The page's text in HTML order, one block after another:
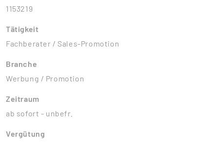
1153219
Tätigkeit
Fachberater / Sales-Promotion
Branche
Werbung / Promotion
Zeitraum
ab sofort - unbefr.
Vergütung